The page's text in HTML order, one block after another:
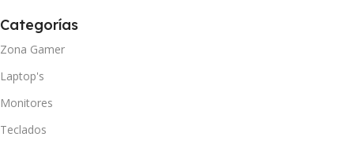
Categorías
Zona Gamer
Laptop's
Monitores
Teclados